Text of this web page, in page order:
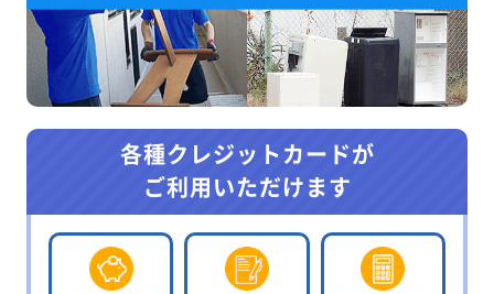
各種クレジットカードが
ご利用いただけます